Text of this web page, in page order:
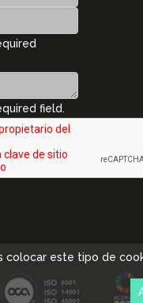
field.
colocar este tipo de